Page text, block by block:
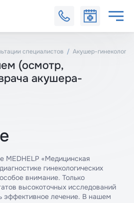
специалистов Акушер-гинеколог
(осмотр,
акушера-
MEDHELP «Медицинская
гинекологических
внимание. Только
высокоточных исследований
эффективное лечение. В нашем